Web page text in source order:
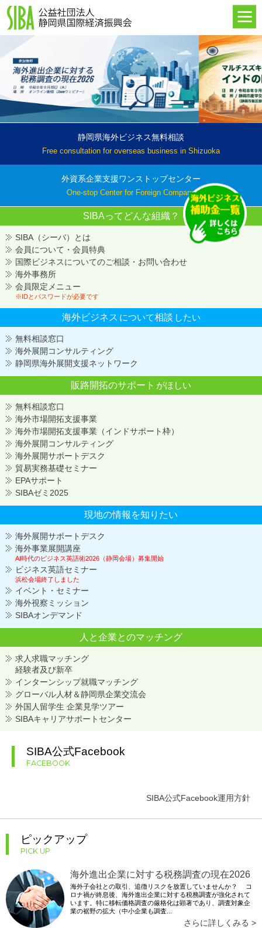
最新情報
SIBAについて 海外進出支援
イベント・セミナー 海外事業所
静岡県海外ビジネス無料相談
Free consultation for overseas business in Shizuoka
外資系企業支援ワンストップセンター
One-stop Center for Foreign Company
SIBAって どんな組織？
SIBA（シーバ）とは
会員について・会員特典
国際ビジネスについてのご相談・お問い合わせ
海外事務所
会員限定メニュー
※IDとパスワードが必要です
海外ビジネス について相談 したい
無料相談窓口
海外展開コンサルティング
静岡県海外展開支援ネットワーク
販路開拓のサポート がほしい
無料相談窓口
海外市場開拓支援事業
海外市場開拓支援事業（インドサポート枠）
海外展開コンサルティング
海外展開サポートデスク
貿易実務基礎セミナー
EPAサポート
SIBAゼミ2025
現地の情報を知りたい
海外展開サポートデスク
海外事業展開講座
AI時代のビジネス英語術2026（静岡会場）募集開始
ビジネス英語セミナー
浜松会場終了しました
イベント・セミナー
海外視察ミッション
SIBAオンデマンド
人と企業とのマッチング
求人求職マッチング
経験者及び新卒
インターンシップ就職マッチング
グローバル人材＆静岡県企業交流会
外国人留学生 企業見学ツアー
SIBAキャリアサポートセンター
SIBA公式Facebook
FACEBOOK
SIBA公式Facebook運用方針
ピックアップ
PICK UP
海外進出企業に対する税務調査の現在2026
海外子会社との取引、追徴リスクを放置していませんか？ コ
ロナ禍が終息後、海外進出企業に対する税務調査が強化されて
います。特に移転価格調査の厳格化は顕著であり、調査対象企
業の裾野の拡大（中小企業も調査...
さらに詳しくみる >